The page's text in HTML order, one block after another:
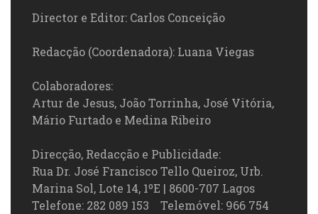
Director e Editor: Carlos Conceição
Redacção (Coordenadora): Luana Viegas
Colaboradores:
Artur de Jesus, João Torrinha, José Vitória,
Mário Furtado e Medina Ribeiro
Direcção, Redacção e Publicidade:
Rua Dr. José Francisco Tello Queiroz, Urb.
Marina Sol, Lote 14, 1ºE | 8600-707 Lagos
Telefone: 282 089 153 Telemóvel: 966 754